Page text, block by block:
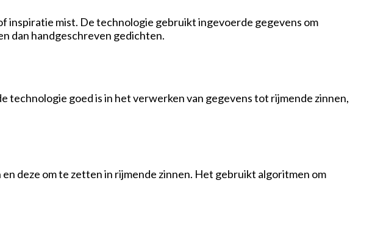
inspiratie mist. De technologie gebruikt ingevoerde gegevens om
dan handgeschreven gedichten.
goed is in het verwerken van gegevens tot rijmende zinnen,
deze om te zetten in rijmende zinnen. Het gebruikt algoritmen om